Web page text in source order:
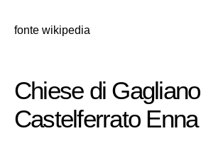
fonte wikipedia
Chiese di Gagliano
Castelferrato Enna